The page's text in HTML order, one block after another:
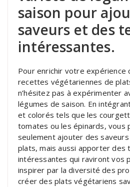
saison pour
saveurs et des
intéressantes.
Pour enrichir votre expérience
recettes végétariennes de
n’hésitez pas à expérimenter
légumes de saison. En
et colorés tels que les
tomates ou les épinards, vous
seulement ajouter des
plats, mais aussi apporter des
intéressantes qui raviront vos
inspirer par la diversité des
créer des plats végétariens